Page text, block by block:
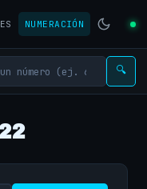
NUMERACIÓN
🔍